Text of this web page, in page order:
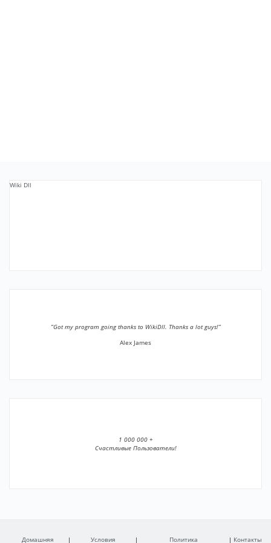
Wiki Dll
”Got my program going thanks to WikiDll. Thanks a lot guys!”
Alex James
1 000 000 +
Счастливые Пользователи!
Домашняя Условия Политика Контакты